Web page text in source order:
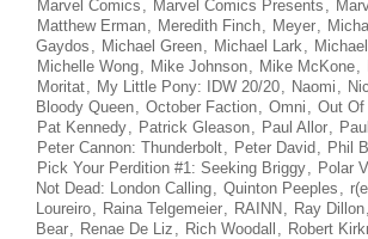
Marvel Comics , Marvel Comics Presents ,
Matthew Erman, Meredith Finch, Meyer,
Gaydos , Michael Green, Michael Lark,
Michelle Wong, Mike Johnson, Mike McKone,
Moritat, My Little Pony: IDW 20/20, Naomi ,
Bloody Queen, October Faction, Omni , Out Of
Pat Kennedy, Patrick Gleason, Paul Allor,
Peter Cannon: Thunderbolt, Peter David , Phil
Pick Your Perdition #1: Seeking Briggy, Polar
Not Dead: London Calling, Quinton Peeples ,
Loureiro, Raina Telgemeier, RAINN , Ray Dillon,
Bear, Renae De Liz , Rich Woodall , Robert